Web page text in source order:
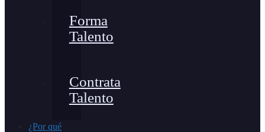
Forma
Talento
Contrata
Talento
¿Por qué